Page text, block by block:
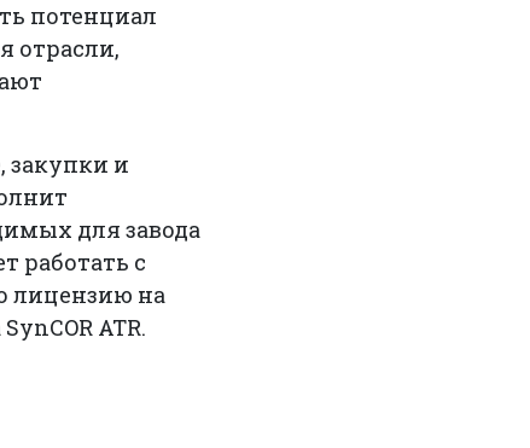
потенциал
отрасли,
закупки и
для завода
работать с
лицензию на
ATR.